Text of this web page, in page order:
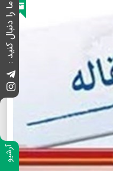
ما را دنبال کنید :
آرشیو